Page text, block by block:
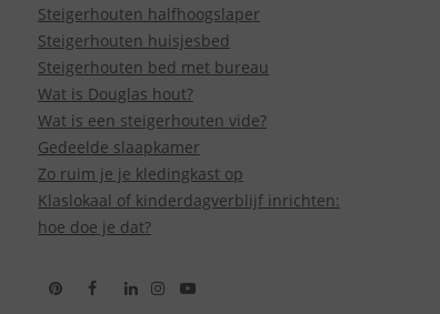
Steigerhouten halfhoogslaper
Steigerhouten huisjesbed
Steigerhouten bed met bureau
Wat is Douglas hout?
Wat is een steigerhouten vide?
Gedeelde slaapkamer
Zo ruim je je kledingkast op
Klaslokaal of kinderdagverblijf inrichten:
hoe doe je dat?